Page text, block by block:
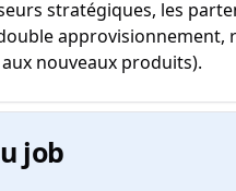
stratégiques, les
nouveaux produits).
job